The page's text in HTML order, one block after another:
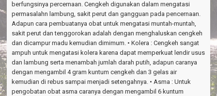
berfungsinya percernaan. Cengkeh digunakan dalam mengatasi
permasalahn lambung, sakit perut dan gangguan pada pencernaan.
Adapun cara pembuatanya obat untuk mengatasi muntah-muntah,
sakit perut dan tenggorokan adalah dengan menghaluskan cengkeh
dan dicampur madu kemudian dimimum. • Kolera : Cengkeh sangat
ampuh untuk mengatasi kolera karena dapat memperkuat lendir usus
dan lambung serta menambah jumlah darah putih, adapun caranya
dengan mengambil 4 gram kuntum cengkeh dan 3 gelas air
kemudian di rebus sampai menjadi setengahnya. • Asma : Untuk
pengobatan obat asma caranya dengan mengambil 6 kuntum